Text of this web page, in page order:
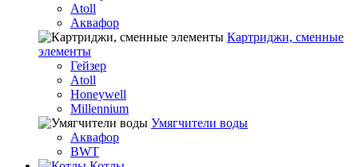
Atoll
Аквафор
Картриджи, сменные
элементы
Гейзер
Atoll
Honeywell
Millennium
Умягчители воды
Аквафор
BWT